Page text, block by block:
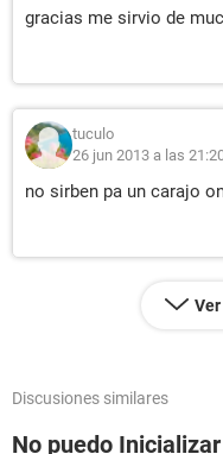
gracias me sirvio de
tuculo
26 jun 2013 a las
no sirben pa un carajo
Discusiones similares
No puedo